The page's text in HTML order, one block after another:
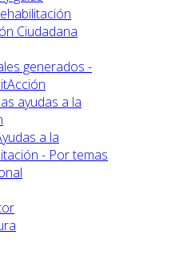
Ciudadana
generados -
ayudas a la
a la
- Por temas